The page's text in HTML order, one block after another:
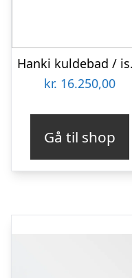
kr. 16.250,00
Gå til shop